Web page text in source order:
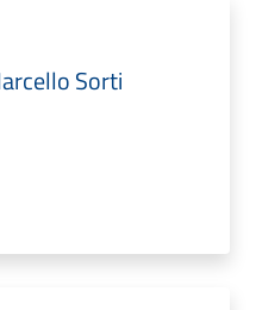
Sorti